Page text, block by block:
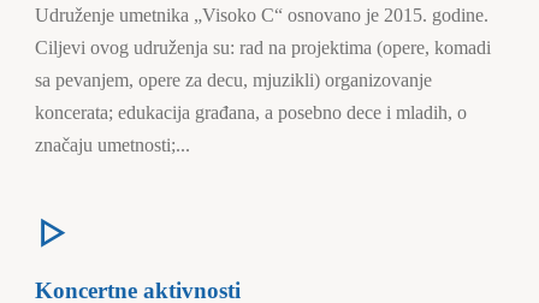
Udruženje umetnika „Visoko C“ osnovano je 2015. godine.
Ciljevi ovog udruženja su: rad na projektima (opere, komadi
sa pevanjem, opere za decu, mjuzikli) organizovanje
koncerata; edukacija građana, a posebno dece i mladih, o
značaju umetnosti;...
Koncertne aktivnosti